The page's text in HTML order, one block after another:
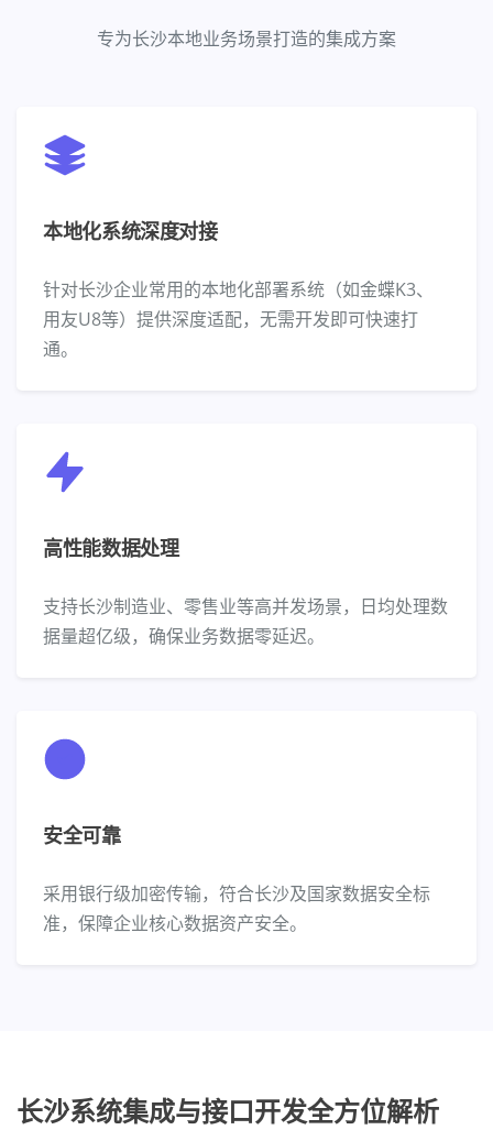
专为长沙本地业务场景打造的集成方案
本地化系统深度对接
针对长沙企业常用的本地化部署系统（如金蝶K3、
用友U8等）提供深度适配，无需开发即可快速打
通。
高性能数据处理
支持长沙制造业、零售业等高并发场景，日均处理数
据量超亿级，确保业务数据零延迟。
安全可靠
采用银行级加密传输，符合长沙及国家数据安全标
准，保障企业核心数据资产安全。
长沙系统集成与接口开发全方位解析